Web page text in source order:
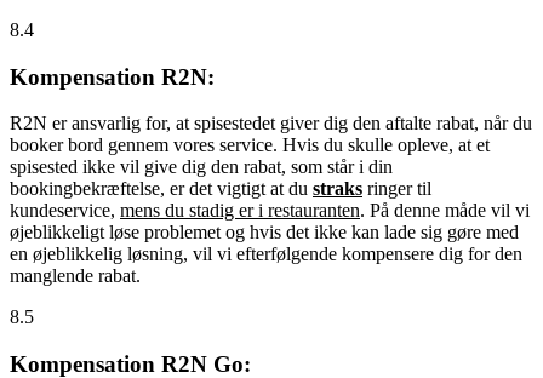
8.4
Kompensation R2N:
R2N er ansvarlig for, at spisestedet giver dig den aftalte rabat, når du
booker bord gennem vores service. Hvis du skulle opleve, at et
spisested ikke vil give dig den rabat, som står i din
bookingbekræftelse, er det vigtigt at du straks ringer til
kundeservice, mens du stadig er i restauranten. På denne måde vil vi
øjeblikkeligt løse problemet og hvis det ikke kan lade sig gøre med
en øjeblikkelig løsning, vil vi efterfølgende kompensere dig for den
manglende rabat.
8.5
Kompensation R2N Go: